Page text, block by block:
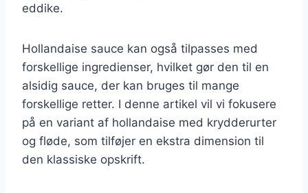
eddike.
Hollandaise sauce kan også tilpasses med
forskellige ingredienser, hvilket gør den til en
alsidig sauce, der kan bruges til mange
forskellige retter. I denne artikel vil vi fokusere
på en variant af hollandaise med krydderurter
og fløde, som tilføjer en ekstra dimension til
den klassiske opskrift.